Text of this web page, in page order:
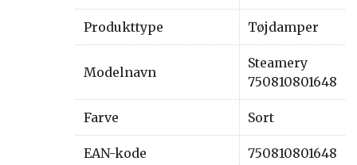
Produkttype Tøjdamper
Modelnavn
Steamery
750810801648
Farve Sort
EAN-kode 750810801648